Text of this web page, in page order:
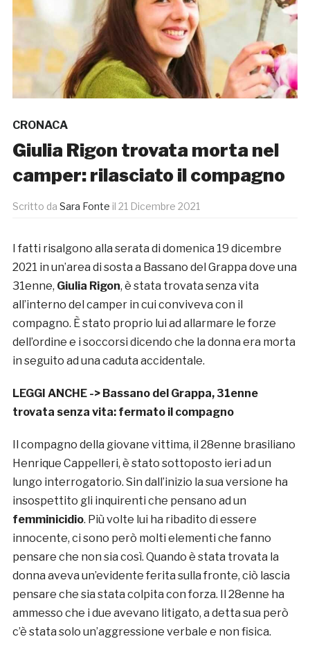
CRONACA
Giulia Rigon trovata morta nel
camper: rilasciato il compagno
Scritto da Sara Fonte il 21 Dicembre 2021
I fatti risalgono alla serata di domenica 19 dicembre
2021 in un’area di sosta a Bassano del Grappa dove una
31enne, Giulia Rigon, è stata trovata senza vita
all’interno del camper in cui conviveva con il
compagno. È stato proprio lui ad allarmare le forze
dell’ordine e i soccorsi dicendo che la donna era morta
in seguito ad una caduta accidentale.
LEGGI ANCHE -> Bassano del Grappa, 31enne
trovata senza vita: fermato il compagno
Il compagno della giovane vittima, il 28enne brasiliano
Henrique Cappelleri, è stato sottoposto ieri ad un
lungo interrogatorio. Sin dall’inizio la sua versione ha
insospettito gli inquirenti che pensano ad un
femminicidio. Più volte lui ha ribadito di essere
innocente, ci sono però molti elementi che fanno
pensare che non sia così. Quando è stata trovata la
donna aveva un’evidente ferita sulla fronte, ciò lascia
pensare che sia stata colpita con forza. Il 28enne ha
ammesso che i due avevano litigato, a detta sua però
c’è stata solo un’aggressione verbale e non fisica.